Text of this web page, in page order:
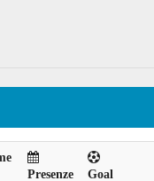
Presenze
Goal